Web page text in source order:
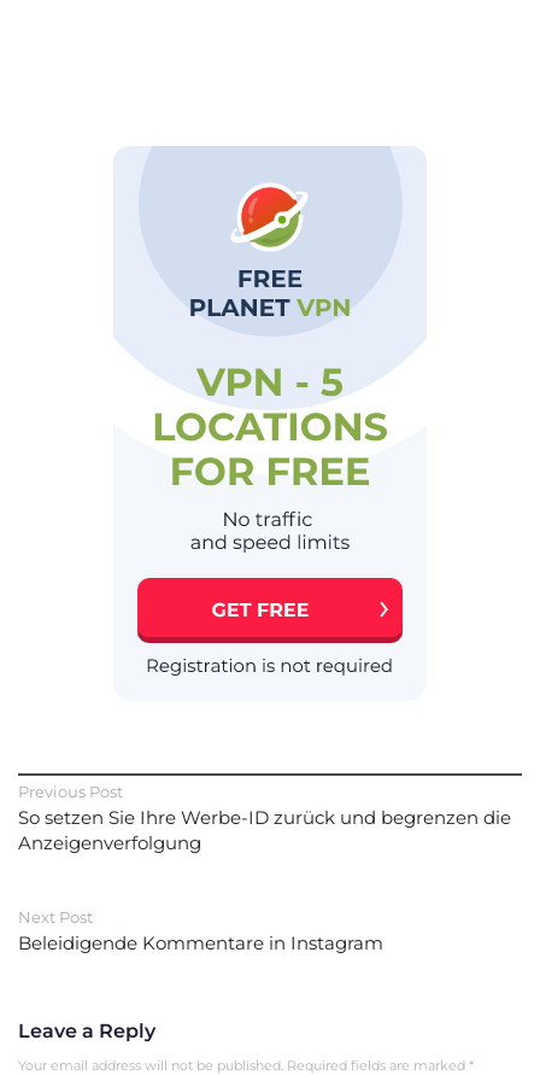
Previous Post
So setzen Sie Ihre Werbe-ID zurück und begrenzen die
Anzeigenverfolgung
Next Post
Beleidigende Kommentare in Instagram
Leave a Reply
Your email address will not be published. Required fields are marked *